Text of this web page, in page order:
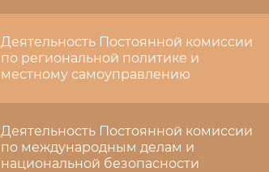
Деятельность Постоянной комиссии
по региональной политике и
местному самоуправлению
Деятельность Постоянной комиссии
по международным делам и
национальной безопасности